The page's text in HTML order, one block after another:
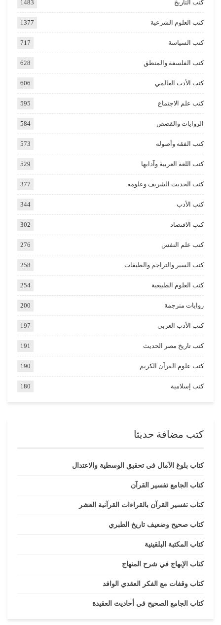
كتب التاريخ 1483
كتب العلوم الشرعية 1377
كتب السياسة 717
كتب الفلسفة والمنطق 628
كتب الأدب العالمي 606
كتب علم الاجتماع 595
الروايات والقصص 584
كتب الفقه وأصوله 573
كتب اللغة العربية وآدابها 529
كتب الحديث الشريف وعلومه 377
كتب الأدب 344
كتب الاقتصاد 302
كتب علم النفس 276
كتب السير والتراجم والطبقات 258
كتب العلوم الطبيعية 254
روايات مترجمة 200
كتب الأدب العربي 197
كتب تاريخ مصر الحديث 191
كتب علوم القرآن الكريم 190
كتب إسلامية 180
كتب مضافة حديثا
كتاب بلوغ الآمال في تحقيق الوسطية والاعتدال
كتاب الجامع تفسير القرآن
كتاب تفسير القرآن بالقراءات القرآنية العشر
كتاب صحيح وضعيف تاريخ الطبري
كتاب المكتبة البلقينية
كتاب الإبهاج في شرح المنهاج
كتاب وقفات مع الفكر العقدي الوافد
كتاب الجامع الصحيح في أحاديث العقيدة